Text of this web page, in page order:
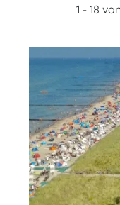
1 - 18